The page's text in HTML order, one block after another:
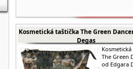
Kosmetická taštička The Green
Degas
The Green
od Edgara